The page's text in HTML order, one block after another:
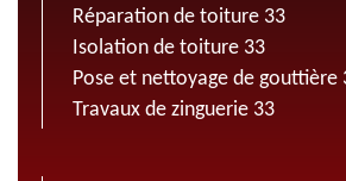
Réparation de toiture 33
Isolation de toiture 33
Pose et nettoyage de gouttière
Travaux de zinguerie 33